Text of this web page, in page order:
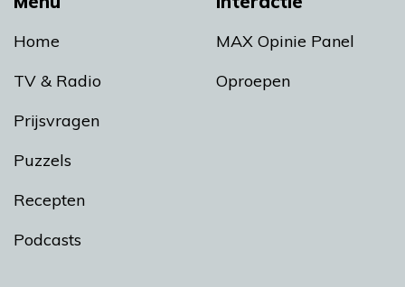
Home
TV & Radio
Prijsvragen
Puzzels
Recepten
Podcasts
MAX Opinie Panel
Oproepen